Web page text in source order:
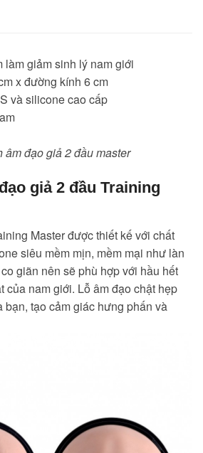
giảm sinh lý nam giới
x đường kính 6 cm
và silicone cao cấp
âm đạo giả 2 đầu master
giả 2 đầu Training
Master được thiết kế với chất
siêu mềm mịn, mềm mại như làn
giãn nên sẽ phù hợp với hầu hết
của nam giới. Lỗ âm đạo chật hẹp
bạn, tạo cảm giác hưng phấn và